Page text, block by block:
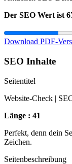
Der SEO Wert ist
Download PDF-
SEO Inhalte
Seitentitel
Website-Check |
Länge : 41
Perfekt, denn dein
Zeichen.
Seitenbeschreibung